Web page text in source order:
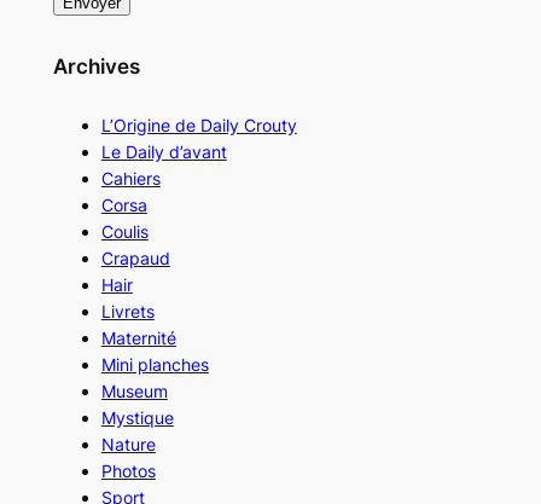
Archives
L’Origine de Daily Crouty
Le Daily d’avant
Cahiers
Corsa
Coulis
Crapaud
Hair
Livrets
Maternité
Mini planches
Museum
Mystique
Nature
Photos
Sport